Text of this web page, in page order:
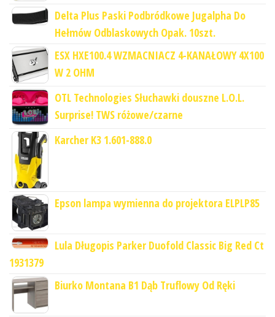
Delta Plus Paski Podbródkowe Jugalpha Do
Hełmów Odblaskowych Opak. 10szt.
ESX HXE100.4 WZMACNIACZ 4-KANAŁOWY 4X100
W 2 OHM
OTL Technologies Słuchawki douszne L.O.L.
Surprise! TWS różowe/czarne
Karcher K3 1.601-888.0
Epson lampa wymienna do projektora ELPLP85
Lula Długopis Parker Duofold Classic Big Red Ct
1931379
Biurko Montana B1 Dąb Truflowy Od Ręki